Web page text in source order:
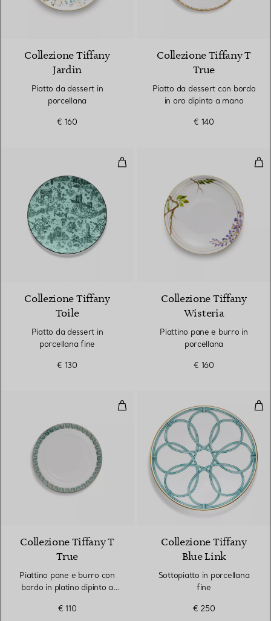
Collezione Tiffany
Jardin
Piatto da dessert in
porcellana
€ 160
Collezione Tiffany T
True
Piatto da dessert con bordo
in oro dipinto a mano
€ 140
Piatto da dessert in porcellana
Collezione Tiffany
Toile
Piatto da dessert in
porcellana fine
€ 130
Collezione Tiffany
Wisteria
Piattino pane e burro in
porcellana
€ 160
Piattino pane e burro con
2 Colori
Collezione Tiffany T
True
Piattino pane e burro con
bordo in platino dipinto a
€ 110
Collezione Tiffany
Blue Link
Sottopiatto in porcellana
fine
€ 250